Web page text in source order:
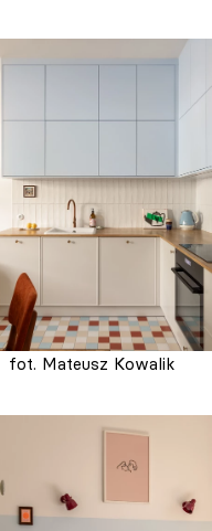
fot. Mateusz Kowalik